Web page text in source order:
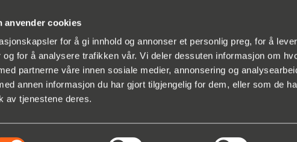
anvender cookies
for å gi innhold og annonser et personlig preg, for å
og for å analysere trafikken vår. Vi deler dessuten informasjon om
partnerne våre innen sosiale medier, annonsering og
annen informasjon du har gjort tilgjengelig for dem, eller som de
av tjenestene deres.
Christian Berner Norge
Christian Berner Finland
Christian Berner Danmark
Zander & Ingeström
Bullerbekämparen
Empakk AS
AB GF Swedenborg